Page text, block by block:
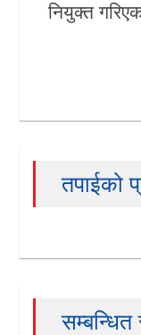
स्वास्थ्य
Unicode
नियुक्त
तपाईको
सम्बन्धित